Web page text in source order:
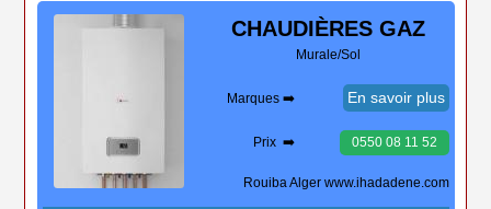
CHAUDIÈRES GAZ
Murale/Sol
Marques ➡️ En savoir plus
Prix ➡️ 0550 08 11 52
Rouiba Alger www.ihadadene.com